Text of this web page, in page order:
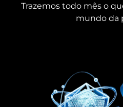
Trazemos todo mês o
mundo da